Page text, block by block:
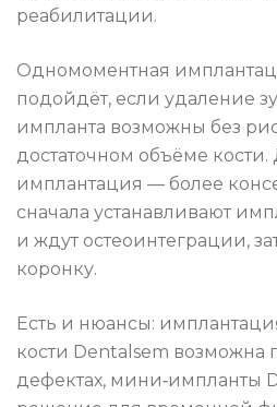
реабилитации.
Одномоментная
подойдёт, если удаление
импланта возможны без
достаточном объёме кости.
имплантация — более
сначала устанавливают
и ждут остеоинтеграции,
коронку.
Есть и нюансы:
кости Dentalsem возможна
дефектах, мини‑импланты